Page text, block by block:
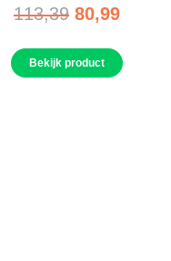
113,39 80,99
Bekijk product